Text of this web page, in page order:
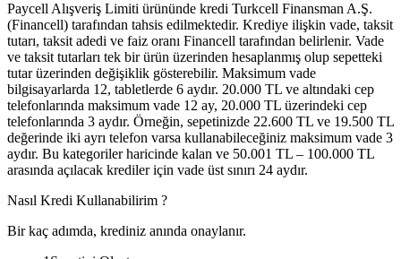
Paycell Alışveriş Limiti ürününde kredi Turkcell Finansman A.Ş.
(Financell) tarafından tahsis edilmektedir. Krediye ilişkin vade, taksit
tutarı, taksit adedi ve faiz oranı Financell tarafından belirlenir. Vade
ve taksit tutarları tek bir ürün üzerinden hesaplanmış olup sepetteki
tutar üzerinden değişiklik gösterebilir. Maksimum vade
bilgisayarlarda 12, tabletlerde 6 aydır. 20.000 TL ve altındaki cep
telefonlarında maksimum vade 12 ay, 20.000 TL üzerindeki cep
telefonlarında 3 aydır. Örneğin, sepetinizde 22.600 TL ve 19.500 TL
değerinde iki ayrı telefon varsa kullanabileceğiniz maksimum vade 3
aydır. Bu kategoriler haricinde kalan ve 50.001 TL – 100.000 TL
arasında açılacak krediler için vade üst sınırı 24 aydır.
Nasıl Kredi Kullanabilirim ?
Bir kaç adımda, krediniz anında onaylanır.